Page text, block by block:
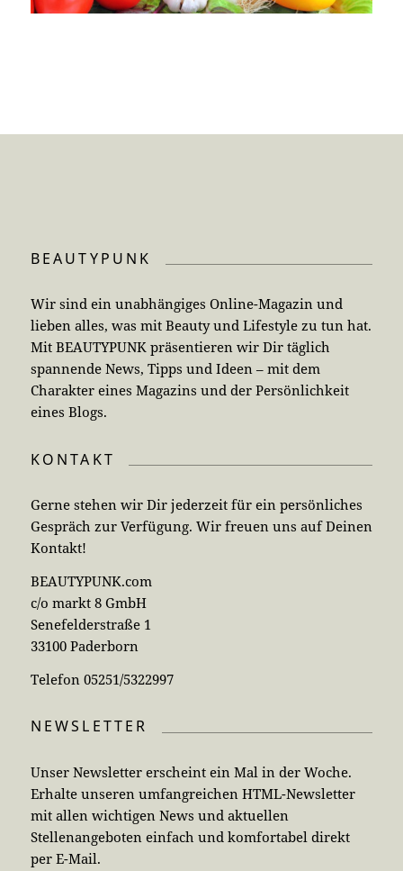
BEAUTYPUNK
Wir sind ein unabhängiges Online-Magazin und
lieben alles, was mit Beauty und Lifestyle zu tun hat.
Mit BEAUTYPUNK präsentieren wir Dir täglich
spannende News, Tipps und Ideen – mit dem
Charakter eines Magazins und der Persönlichkeit
eines Blogs.
KONTAKT
Gerne stehen wir Dir jederzeit für ein persönliches
Gespräch zur Verfügung. Wir freuen uns auf Deinen
Kontakt!
BEAUTYPUNK.com
c/o markt 8 GmbH
Senefelderstraße 1
33100 Paderborn
Telefon 05251/5322997
NEWSLETTER
Unser Newsletter erscheint ein Mal in der Woche.
Erhalte unseren umfangreichen HTML-Newsletter
mit allen wichtigen News und aktuellen
Stellenangeboten einfach und komfortabel direkt
per E-Mail.